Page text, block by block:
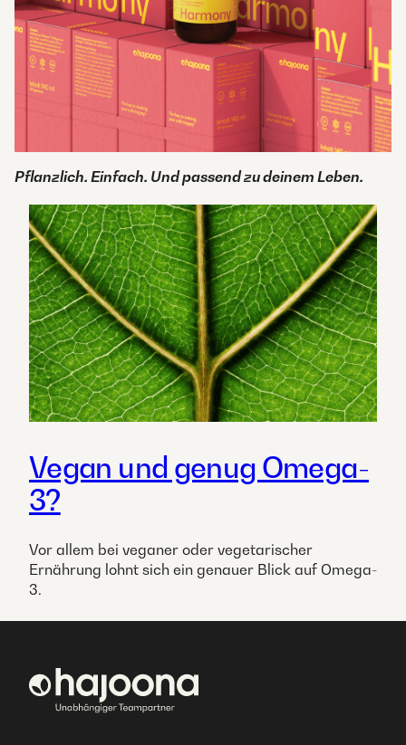
Pflanzlich. Einfach. Und passend zu deinem Leben.
Vegan und genug Omega-
3?
Vor allem bei veganer oder vegetarischer
Ernährung lohnt sich ein genauer Blick auf Omega-
3.